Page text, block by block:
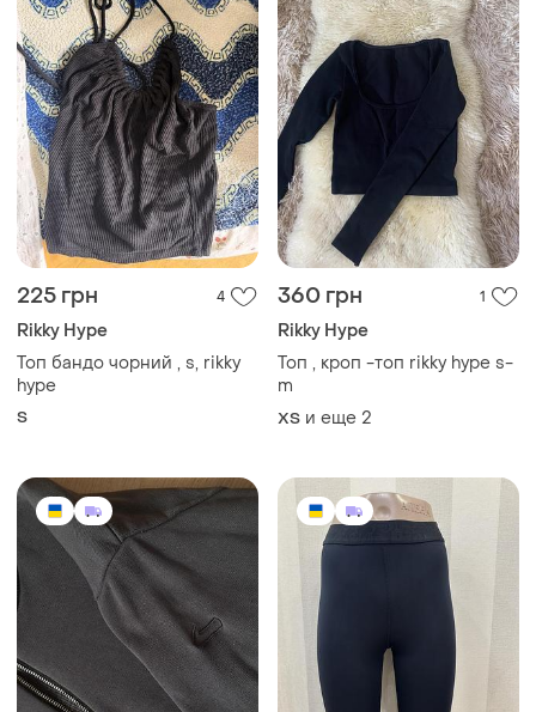
225 грн 4
Rikky Hype
Топ бандо чорний , s, rikky
hype
S
360 грн 1
Rikky Hype
Топ , кроп -топ rikky hype s-
m
ХS и еще 2